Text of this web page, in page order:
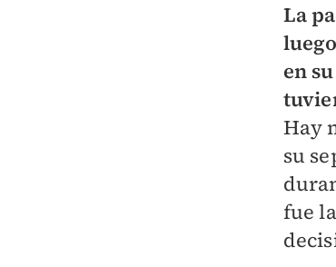
La
en
Hay
su
fue